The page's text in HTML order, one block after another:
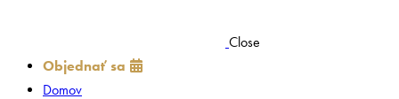
Close
Objednať sa
Domov